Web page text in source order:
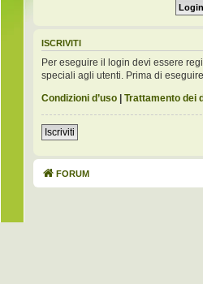
ISCRIVITI
Per eseguire il login devi essere
speciali agli utenti. Prima di
Condizioni d’uso | Trattamento dei
Iscriviti
FORUM